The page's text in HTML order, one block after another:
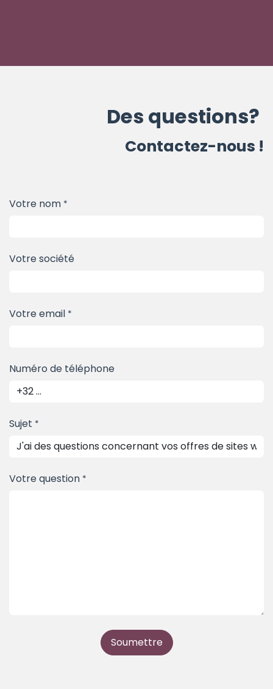
Des questions?
Contactez-nous !
Votre nom *
Votre société
Votre email *
Numéro de téléphone
Sujet *
Votre question *
Soumettre